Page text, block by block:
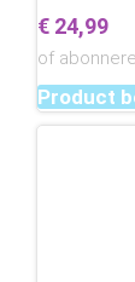
€ 24,99
of
Product